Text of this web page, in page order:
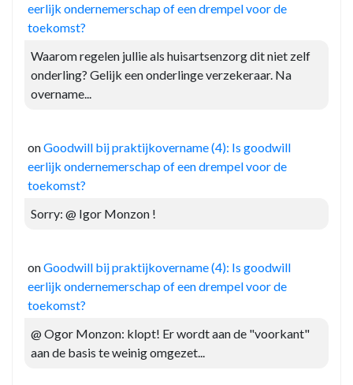
eerlijk ondernemerschap of een drempel voor de
toekomst?
Waarom regelen jullie als huisartsenzorg dit niet zelf
onderling? Gelijk een onderlinge verzekeraar. Na
overname...
onGoodwill bij praktijkovername (4): Is goodwill
eerlijk ondernemerschap of een drempel voor de
toekomst?
Sorry: @ Igor Monzon !
onGoodwill bij praktijkovername (4): Is goodwill
eerlijk ondernemerschap of een drempel voor de
toekomst?
@ Ogor Monzon: klopt! Er wordt aan de "voorkant"
aan de basis te weinig omgezet...